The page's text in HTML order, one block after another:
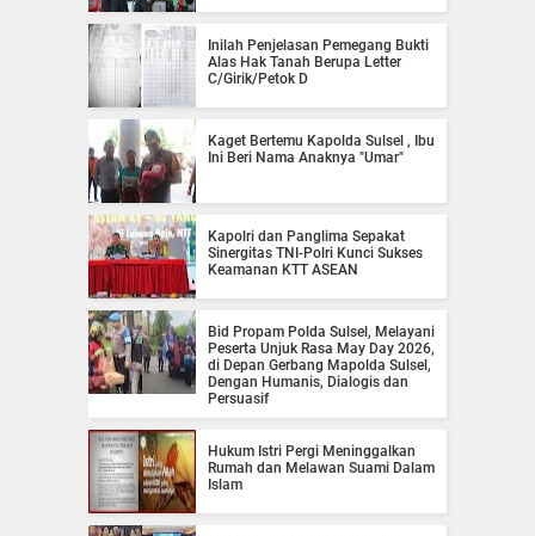
Inilah Penjelasan Pemegang Bukti
Alas Hak Tanah Berupa Letter
C/Girik/Petok D
Kaget Bertemu Kapolda Sulsel , Ibu
Ini Beri Nama Anaknya "Umar"
Kapolri dan Panglima Sepakat
Sinergitas TNI-Polri Kunci Sukses
Keamanan KTT ASEAN
Bid Propam Polda Sulsel, Melayani
Peserta Unjuk Rasa May Day 2026,
di Depan Gerbang Mapolda Sulsel,
Dengan Humanis, Dialogis dan
Persuasif
Hukum Istri Pergi Meninggalkan
Rumah dan Melawan Suami Dalam
Islam